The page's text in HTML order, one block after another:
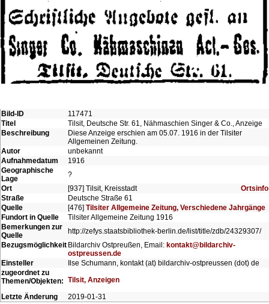
Bild-ID
117471
Titel
Tilsit, Deutsche Str. 61, Nähmaschien Singer & Co., Anzeige
Beschreibung
Diese Anzeige erschien am 05.07. 1916 in der Tilsiter
Allgemeinen Zeitung.
Autor
unbekannt
Aufnahmedatum
1916
Geographische
Lage
?
Ort
[937] Tilsit, Kreisstadt
Ortsinfo
Straße
Deutsche Straße 61
Quelle
[476] Tilsiter Allgemeine Zeitung, Verschiedene Jahrgänge
Fundort in Quelle
Tilsiter Allgemeine Zeitung 1916
Bemerkungen zur
Quelle
http://zefys.staatsbibliothek-berlin.de/list/title/zdb/24329307/
Bezugsmöglichkeit Bildarchiv Ostpreußen, Email: kontakt@bildarchiv-
ostpreussen.de
Einsteller
Ilse Schumann, kontakt (at) bildarchiv-ostpreussen (dot) de
zugeordnet zu
Themen/Objekten: Tilsit, Anzeigen
Letzte Änderung
2019-01-31